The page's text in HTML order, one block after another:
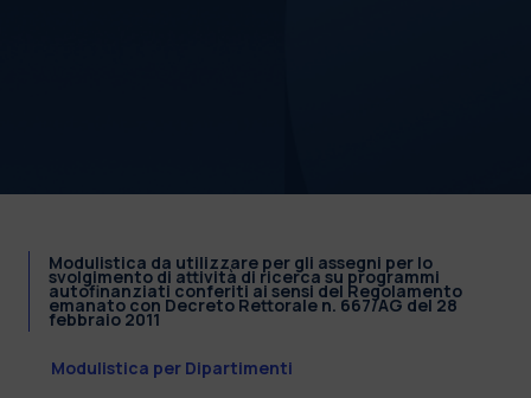
Modulistica da utilizzare per gli assegni per lo
svolgimento di attività di ricerca su programmi
autofinanziati conferiti ai sensi del Regolamento
emanato con Decreto Rettorale n. 667/AG del 28
febbraio 2011
Modulistica per Dipartimenti